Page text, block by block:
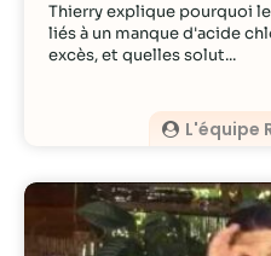
L'équipe
Thierry explique pourquoi
liés à un manque d'acide
excès, et quelles solut...